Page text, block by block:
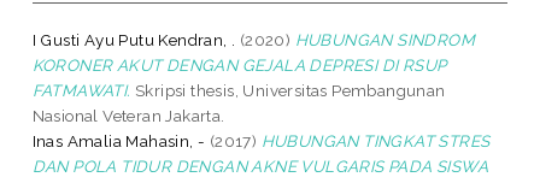
I Gusti Ayu Putu Kendran, . (2020) HUBUNGAN SINDROM
KORONER AKUT DENGAN GEJALA DEPRESI DI RSUP
FATMAWATI. Skripsi thesis, Universitas Pembangunan
Nasional Veteran Jakarta.
Inas Amalia Mahasin, - (2017) HUBUNGAN TINGKAT STRES
DAN POLA TIDUR DENGAN AKNE VULGARIS PADA SISWA